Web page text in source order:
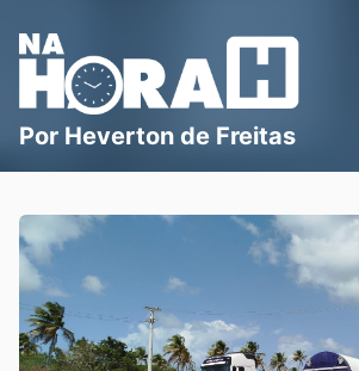
Blog Na Hora H
Por Heverton de Freitas